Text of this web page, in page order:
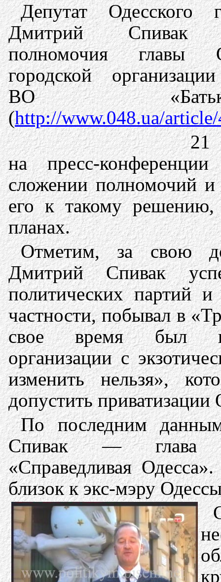
Депутат Одесского
Дмитрий Спивак
полномочия главы
городской
ВО
(http://www.048.ua/
21
на пресс-
сложении полномочий и
его к такому
планах.
Отметим, за свою
Дмитрий Спивак
политических партий
частности, побывал в
свое время был
организации с
изменить нельзя»,
допустить
По последним
Спивак — глава
«Справедливая
близок к экс-мэру